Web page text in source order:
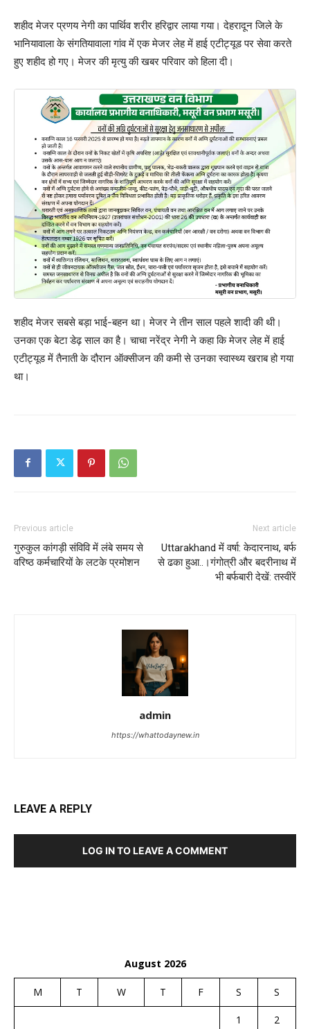
शहीद मेजर प्रणय नेगी का पार्थिव शरीर हरिद्वार लाया गया। देहरादून जिले के
भानियावाला के संगतियावाला गांव में एक मेजर लेह में हाई एटीट्यूड पर सेवा करते
हुए शहीद हो गए। मेजर की मृत्यु की खबर परिवार को हिला दी।
शहीद मेजर सबसे बड़ा भाई-बहन था। मेजर ने तीन साल पहले शादी की थी।
उनका एक बेटा डेढ़ साल का है। चाचा नरेंद्र नेगी ने कहा कि मेजर लेह में हाई
एटीट्यूड में तैनाती के दौरान ऑक्सीजन की कमी से उनका स्वास्थ्य खराब हो गया
था।
Previous article
गुरुकुल कांगड़ी संविवि में लंबे समय से
वरिष्ठ कर्मचारियों के लटके प्रमोशन
Next article
Uttarakhand में वर्षा: केदारनाथ, बर्फ
से ढका हुआ..।गंगोत्री और बदरीनाथ में
भी बर्फबारी देखें: तस्वीरें
admin
https://whattodaynew.in
LEAVE A REPLY
LOG IN TO LEAVE A COMMENT
August 2026
M T W T F S S
1 2